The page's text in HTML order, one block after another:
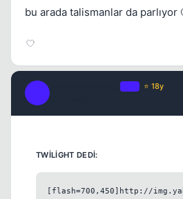
bu arada talismanlar da parlıyor
⭐ 18y
[flash=700,450]http://